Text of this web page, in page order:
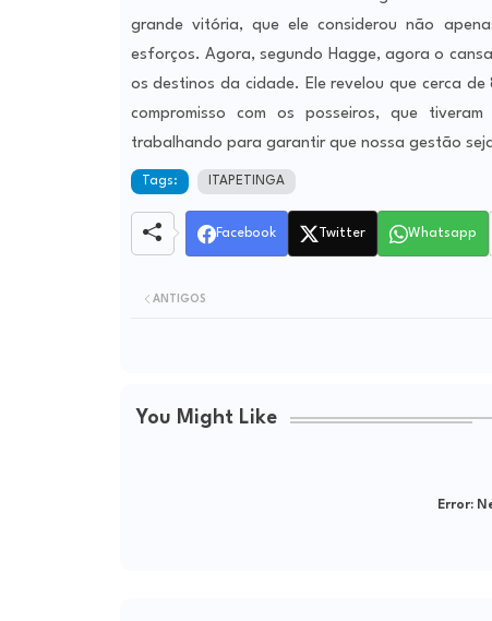
grande vitória, que ele considerou não
esforços. Agora, segundo Hagge, agora o
os destinos da cidade. Ele revelou que cerca
compromisso com os posseiros, que
trabalhando para garantir que nossa gestão
Tags: ITAPETINGA
Facebook Twitter Whatsapp
ANTIGOS
You Might Like
Error: